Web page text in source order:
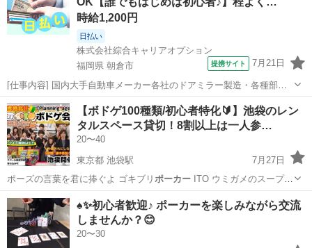
時給1,200円
日払い
株式会社綜合キャリアオプション
福岡県 朝倉市
提携サイト 7月21日
[仕事内容] 国内大手自動車メーカー各社のドアミラー製造・各種部品
の組付作業・全自動機、 半自動機導入・部品運搬等その他付随業務有
男女ともに活躍できる職場です。 工場内は空調設備も完備未経験から
スタートしている方多数研修体制...
福岡 朝倉市 工場
【ボドゲ100種類/初心者特化🔰】池袋のレン
タルスペース貸切！8割以上は一人参…
20〜40
東京都 池袋駅
7月27日
ポーズの言葉を君に捧ぐよ ゴキブリ ポーカーITO ウミガメのスープ
そ…
東京 豊島区 池袋駅 その他
♠️✨初心者歓迎♪ ポーカーを楽しみながら交流
しませんか？😊
20〜30